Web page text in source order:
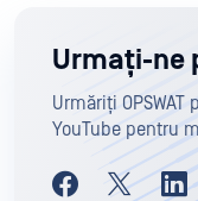
Urmați-ne
Urmăriți
YouTube pentru